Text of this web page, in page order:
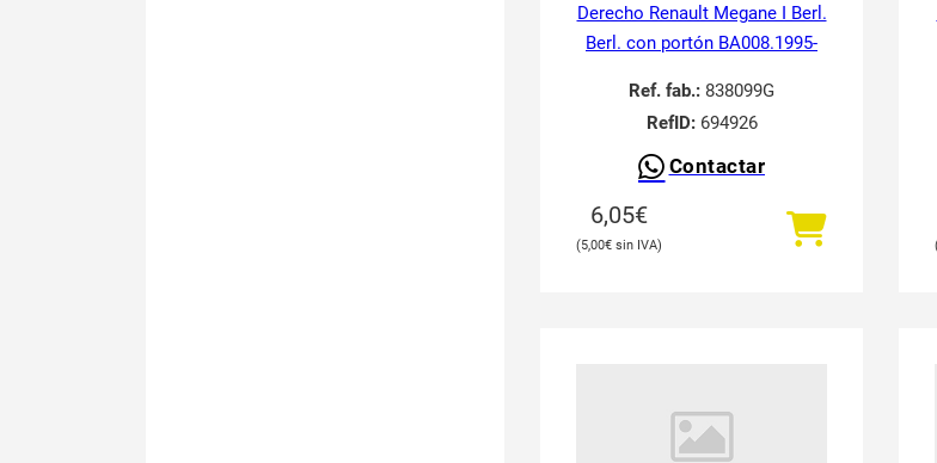
Derecho Renault Megane I Berl.
Berl. con portón BA008.1995-
Ref. fab.: 838099G
RefID:694926
Contactar
6,05€
5,00€